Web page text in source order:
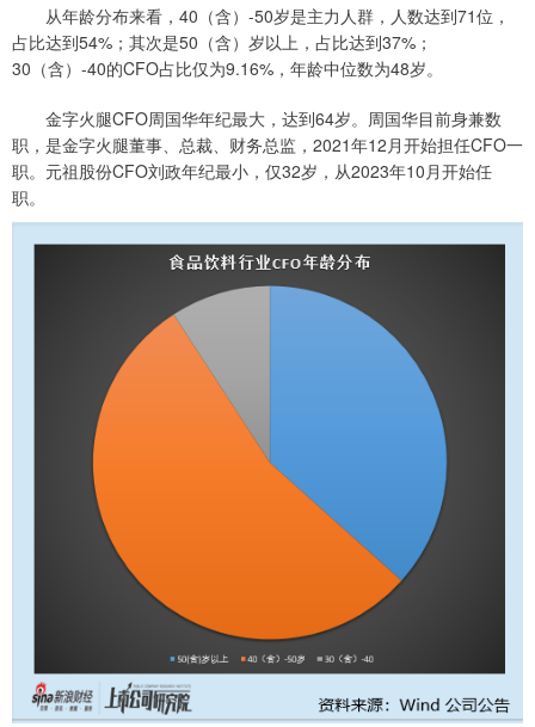
从年龄分布来看，40（含）-50岁是主力人群，人数达到71位，
占比达到54%；其次是50（含）岁以上，占比达到37%；
30（含）-40的CFO占比仅为9.16%，年龄中位数为48岁。
金字火腿CFO周国华年纪最大，达到64岁。周国华目前身兼数
职，是金字火腿董事、总裁、财务总监，2021年12月开始担任CFO一
职。元祖股份CFO刘政年纪最小，仅32岁，从2023年10月开始任
职。